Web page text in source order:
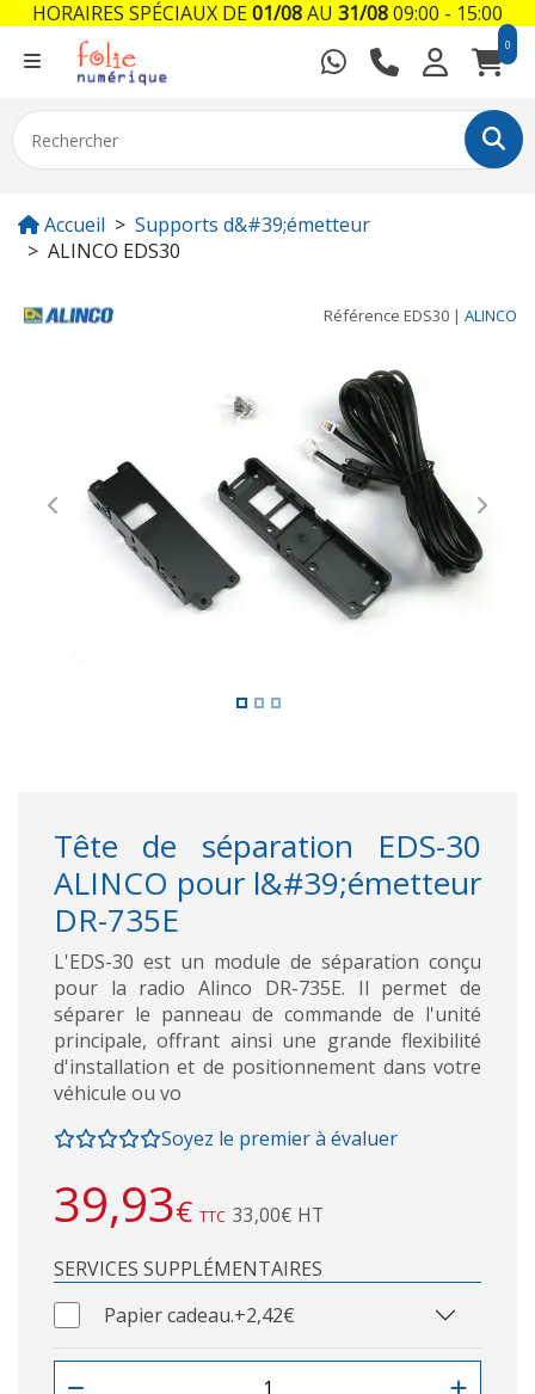
0
Accueil
Supports d&#39;émetteur
ALINCO EDS30
Référence EDS30 | ALINCO
Previous Next
Tête de séparation EDS-30
ALINCO pour l&#39;émetteur
DR-735E
L'EDS-30 est un module de séparation conçu
pour la radio Alinco DR-735E. Il permet de
séparer le panneau de commande de l'unité
principale, offrant ainsi une grande flexibilité
d'installation et de positionnement dans votre
véhicule ou vo
Soyez le premier à évaluer
39,93€ TTC 33,00€ HT
SERVICES SUPPLÉMENTAIRES
Papier cadeau.+2,42€
HORAIRES SPÉCIAUX DE01/08AU 31/0809:00 - 15:00